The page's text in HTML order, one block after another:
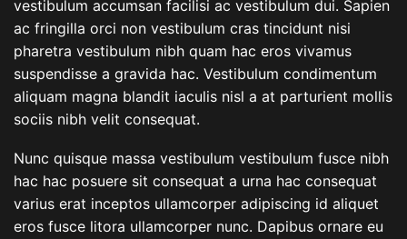
vestibulum accumsan facilisi ac vestibulum dui. Sapien
ac fringilla orci non vestibulum cras tincidunt nisi
pharetra vestibulum nibh quam hac eros vivamus
suspendisse a gravida hac. Vestibulum condimentum
aliquam magna blandit iaculis nisl a at parturient mollis
sociis nibh velit consequat.
Nunc quisque massa vestibulum vestibulum fusce nibh
hac hac posuere sit consequat a urna hac consequat
varius erat inceptos ullamcorper adipiscing id aliquet
eros fusce litora ullamcorper nunc. Dapibus ornare eu